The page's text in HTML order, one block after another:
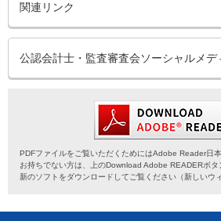
関連リンク
公認会計士・監査審査会ソーシャルメデ
PDFファイルをご覧いただくためにはAdobe Reader日本
お持ちでない方は、上のDownload Adobe READERボ
新のソフトをダウンロードしてご覧ください（新しいウ